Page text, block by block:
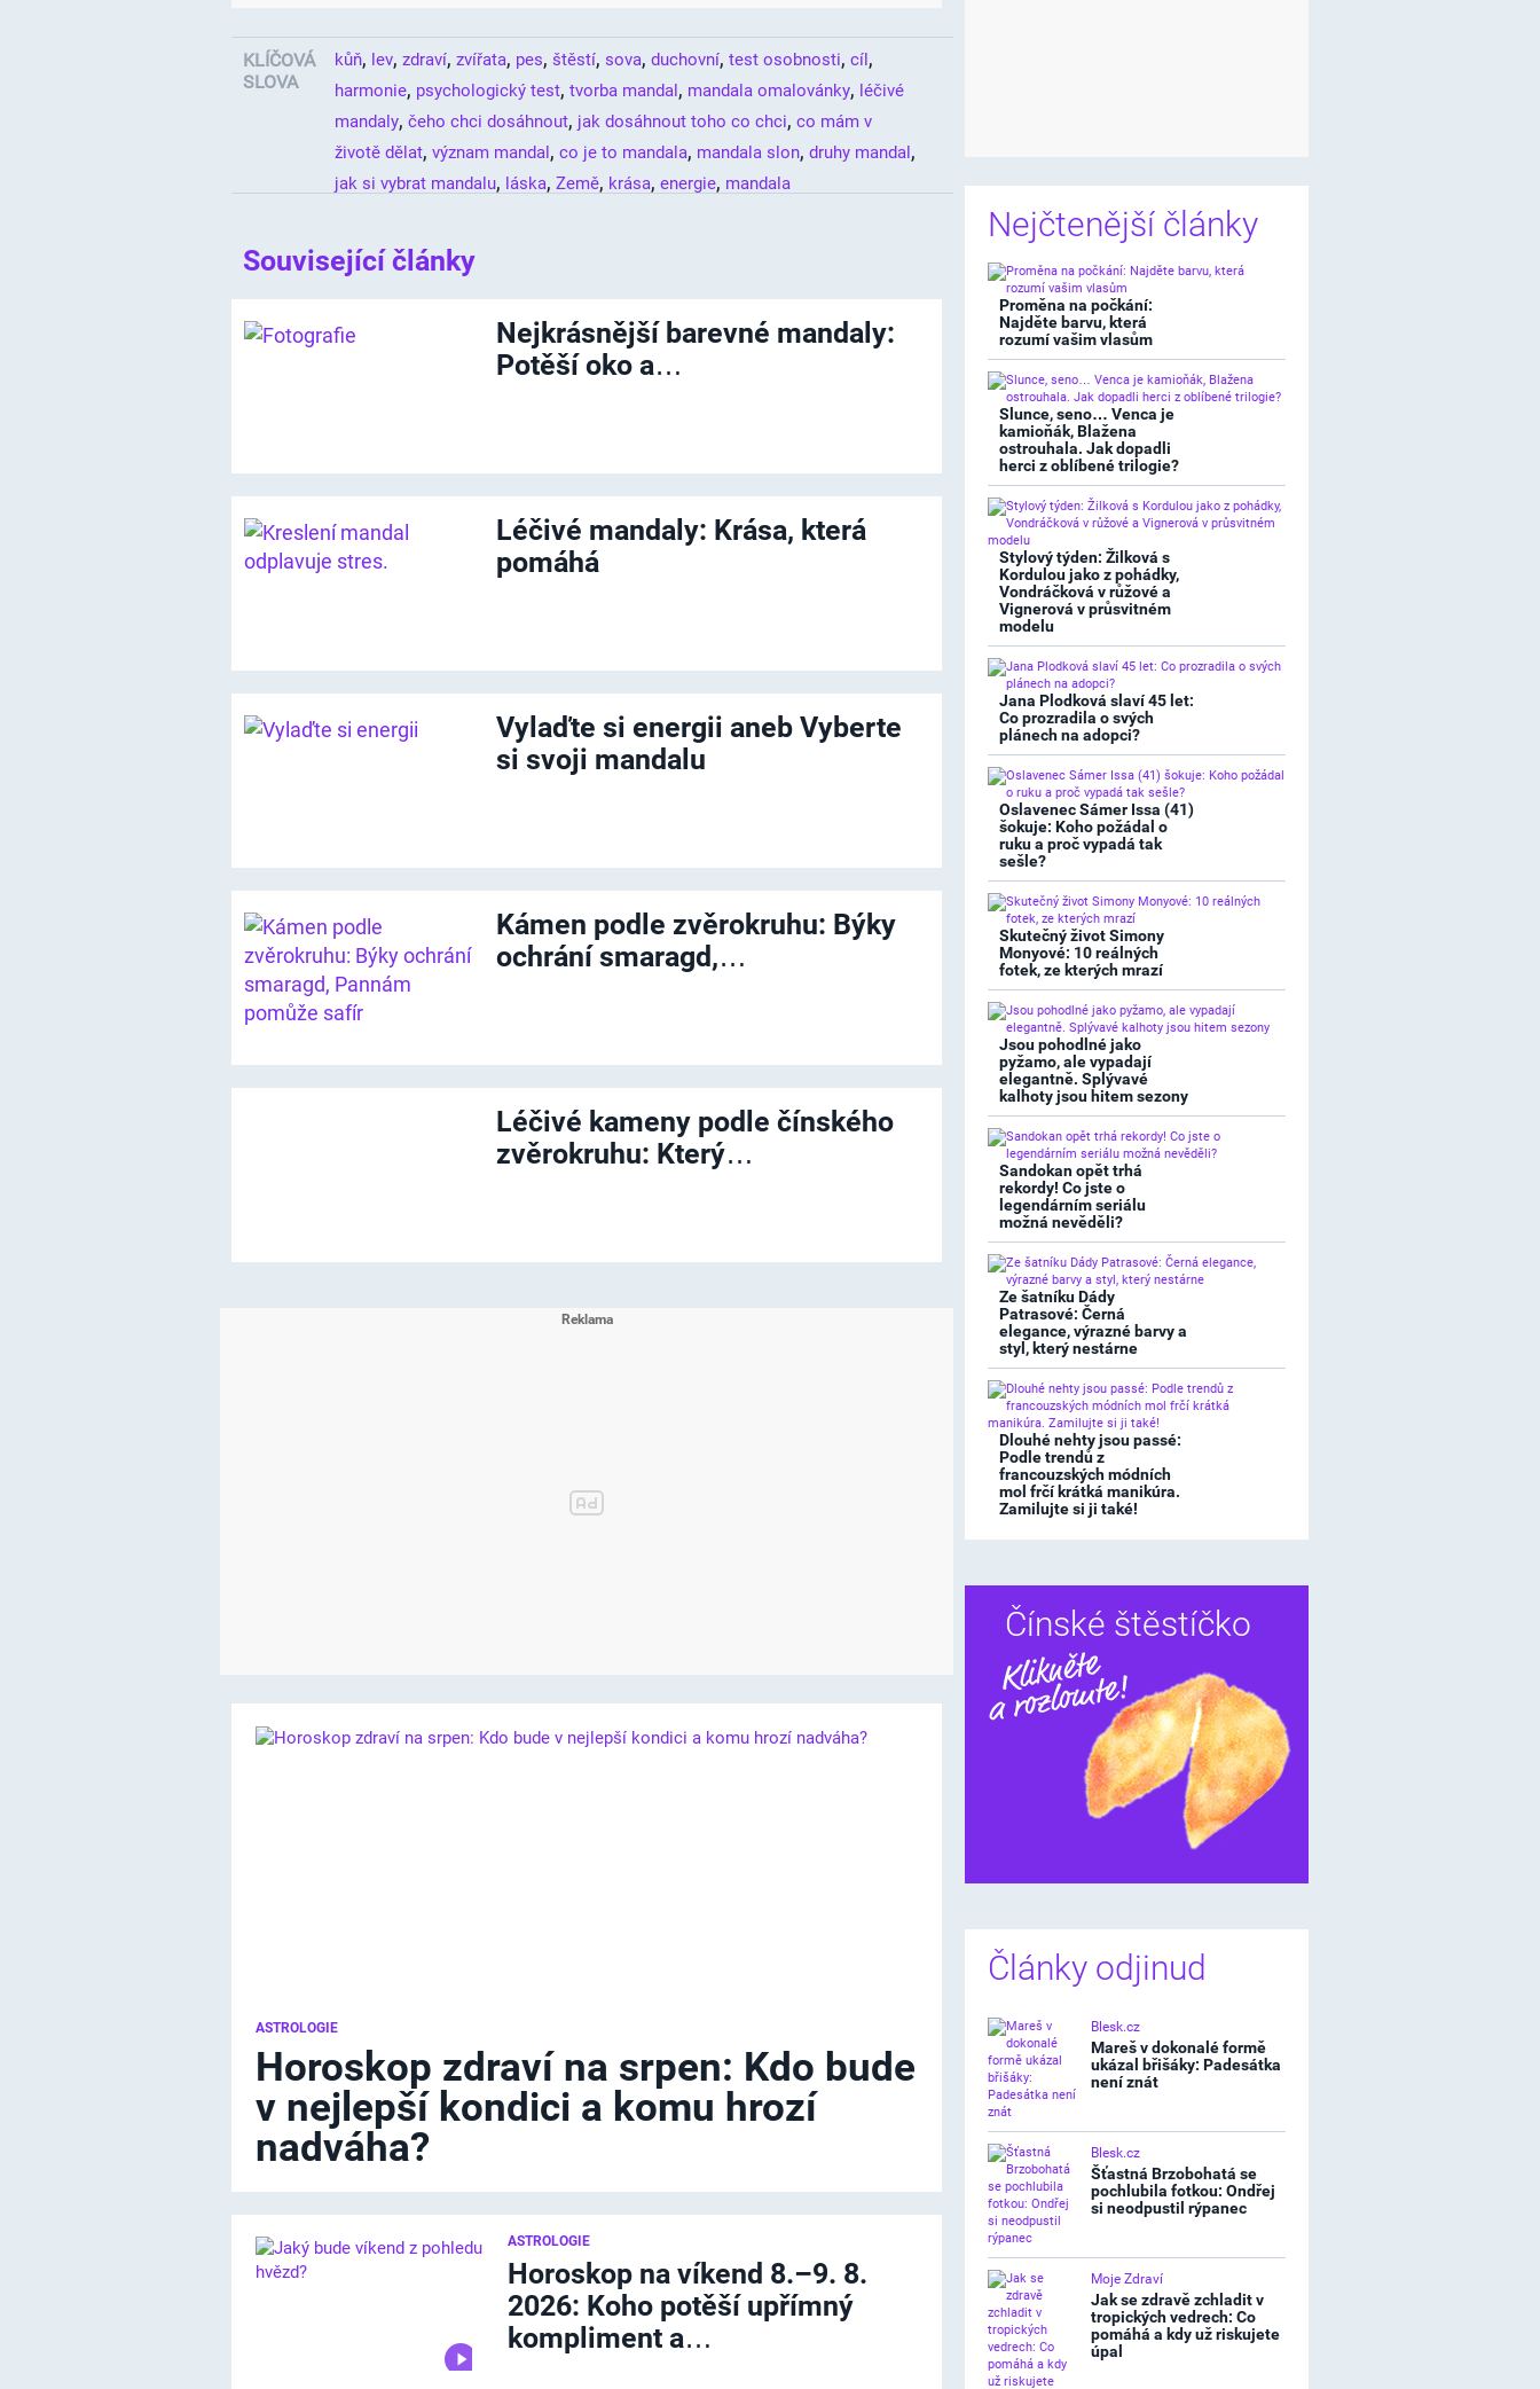
KLÍČOVÁ
SLOVA
kůň, lev, zdraví, zvířata, pes, štěstí, sova, duchovní, test osobnosti, cíl,
harmonie, psychologický test, tvorba mandal, mandala omalovánky, léčivé
mandaly, čeho chci dosáhnout, jak dosáhnout toho co chci, co mám v
životě dělat, význam mandal, co je to mandala, mandala slon, druhy mandal,
jak si vybrat mandalu, láska, Země, krása, energie, mandala
Související články
Nejkrásnější barevné mandaly:
Potěší oko a…
Léčivé mandaly: Krása, která
pomáhá
Vylaďte si energii aneb Vyberte
si svoji mandalu
Kámen podle zvěrokruhu: Býky
ochrání smaragd,…
Léčivé kameny podle čínského
zvěrokruhu: Který…
ASTROLOGIE
Horoskop zdraví na srpen: Kdo bude
v nejlepší kondici a komu hrozí
nadváha?
ASTROLOGIE
Horoskop na víkend 8.–9. 8.
2026: Koho potěší upřímný
kompliment a…
Nejčtenější články
Proměna na počkání:
Najděte barvu, která
rozumí vašim vlasům
Slunce, seno… Venca je
kamioňák, Blažena
ostrouhala. Jak dopadli
herci z oblíbené trilogie?
Stylový týden: Žilková s
Kordulou jako z pohádky,
Vondráčková v růžové a
Vignerová v průsvitném
modelu
Jana Plodková slaví 45 let:
Co prozradila o svých
plánech na adopci?
Oslavenec Sámer Issa (41)
šokuje: Koho požádal o
ruku a proč vypadá tak
sešle?
Skutečný život Simony
Monyové: 10 reálných
fotek, ze kterých mrazí
Jsou pohodlné jako
pyžamo, ale vypadají
elegantně. Splývavé
kalhoty jsou hitem sezony
Sandokan opět trhá
rekordy! Co jste o
legendárním seriálu
možná nevěděli?
Ze šatníku Dády
Patrasové: Černá
elegance, výrazné barvy a
styl, který nestárne
Dlouhé nehty jsou passé:
Podle trendů z
francouzských módních
mol frčí krátká manikúra.
Zamilujte si ji také!
Čínské štěstíčko
Sdílet
Články odjinud
Blesk.cz
Mareš v dokonalé formě
ukázal břišáky: Padesátka
není znát
Blesk.cz
Šťastná Brzobohatá se
pochlubila fotkou: Ondřej
si neodpustil rýpanec
Moje Zdraví
Jak se zdravě zchladit v
tropických vedrech: Co
pomáhá a kdy už riskujete
úpal